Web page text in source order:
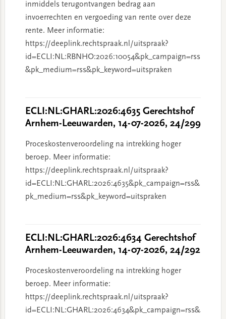
inmiddels terugontvangen bedrag aan
invoerrechten en vergoeding van rente over deze
rente. Meer informatie:
https://deeplink.rechtspraak.nl/uitspraak?
id=ECLI:NL:RBNHO:2026:10054&pk_campaign=rss
&pk_medium=rss&pk_keyword=uitspraken
ECLI:NL:GHARL:2026:4635 Gerechtshof
Arnhem-Leeuwarden, 14-07-2026, 24/299
Proceskostenveroordeling na intrekking hoger
beroep. Meer informatie:
https://deeplink.rechtspraak.nl/uitspraak?
id=ECLI:NL:GHARL:2026:4635&pk_campaign=rss&
pk_medium=rss&pk_keyword=uitspraken
ECLI:NL:GHARL:2026:4634 Gerechtshof
Arnhem-Leeuwarden, 14-07-2026, 24/292
Proceskostenveroordeling na intrekking hoger
beroep. Meer informatie:
https://deeplink.rechtspraak.nl/uitspraak?
id=ECLI:NL:GHARL:2026:4634&pk_campaign=rss&